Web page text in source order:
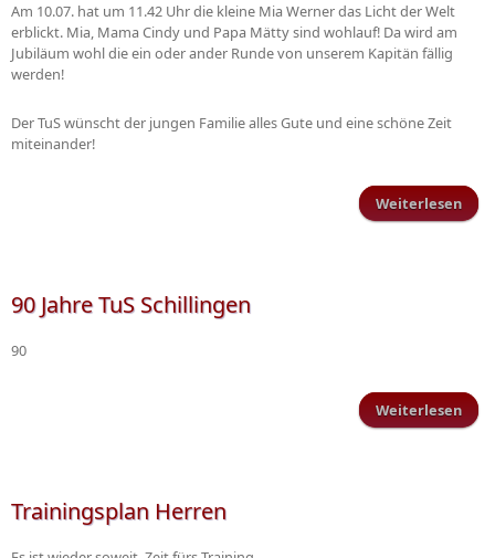
Am 10.07. hat um 11.42 Uhr die kleine Mia Werner das Licht der Welt
erblickt. Mia, Mama Cindy und Papa Mätty sind wohlauf! Da wird am
Jubiläum wohl die ein oder ander Runde von unserem Kapitän fällig
werden!
Der TuS wünscht der jungen Familie alles Gute und eine schöne Zeit
miteinander!
Weiterlesen
90 Jahre TuS Schillingen
90
Weiterlesen
Trainingsplan Herren